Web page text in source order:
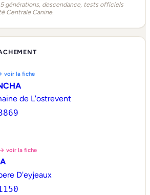
générations, descendance, tests officiels
Centrale Canine.
voir la fiche
de L'ostrevent
→ voir la fiche
D'eyjeaux